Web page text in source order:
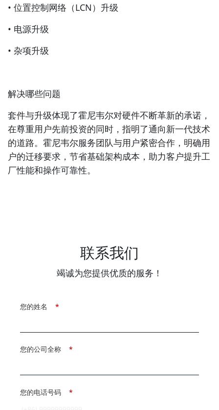
• 位置控制网络（LCN）升级
• 电源升级
• 杂项升级
解决哪些问题
套件与升级体现了霍尼韦尔对硬件不断革新的承诺，
在尊重用户先前投资的同时，指明了通向新一代技术
的道路。霍尼韦尔服务团队与用户紧密合作，明确用
户的迁移要求，节省基础架构成本，助力客户提升工
厂性能和操作可靠性。
联系我们
竭诚为您提供优质的服务！
*
您的姓名
*
您的公司全称
*
您的电话号码